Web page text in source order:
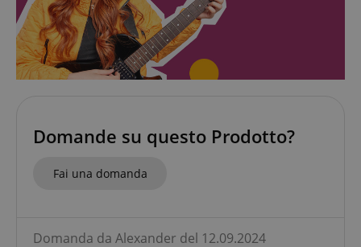
Domande su questo Prodotto?
Fai una domanda
Domanda da Alexander del 12.09.2024
sid
FPGSID